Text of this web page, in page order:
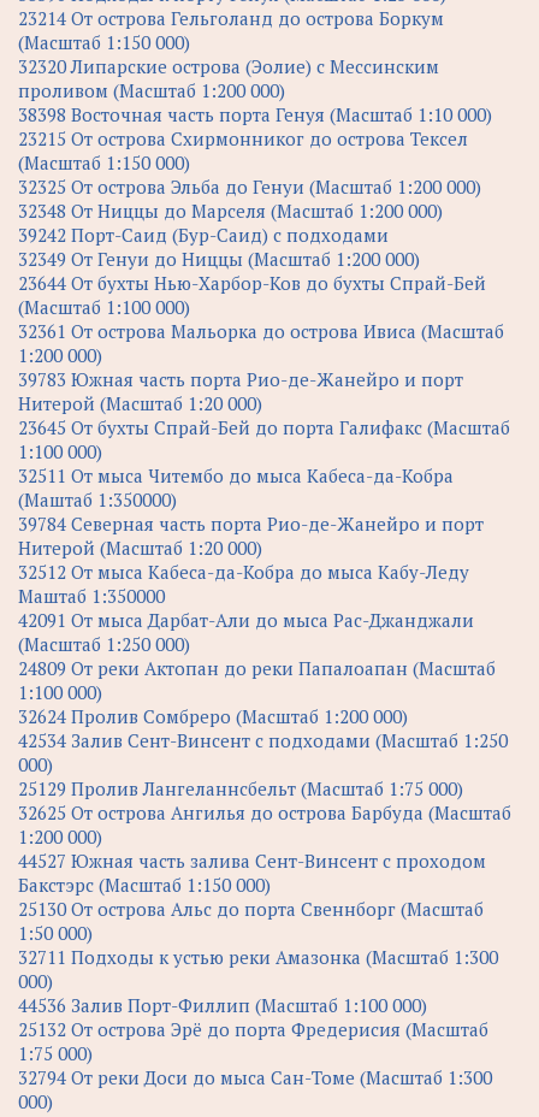
23214 От острова Гельголанд до острова Боркум
(Масштаб 1:150 000)
32320 Липарские острова (Эолие) с Мессинским
проливом (Масштаб 1:200 000)
38398 Восточная часть порта Генуя (Масштаб 1:10 000)
23215 От острова Схирмонниког до острова Тексел
(Масштаб 1:150 000)
32325 От острова Эльба до Генуи (Масштаб 1:200 000)
32348 От Ниццы до Марселя (Масштаб 1:200 000)
39242 Порт-Саид (Бур-Саид) с подходами
32349 От Генуи до Ниццы (Масштаб 1:200 000)
23644 От бухты Нью-Харбор-Ков до бухты Спрай-Бей
(Масштаб 1:100 000)
32361 От острова Мальорка до острова Ивиса (Масштаб
1:200 000)
39783 Южная часть порта Рио-де-Жанейро и порт
Нитерой (Масштаб 1:20 000)
23645 От бухты Спрай-Бей до порта Галифакс (Масштаб
1:100 000)
32511 От мыса Читембо до мыса Кабеса-да-Кобра
(Маштаб 1:350000)
39784 Северная часть порта Рио-де-Жанейро и порт
Нитерой (Масштаб 1:20 000)
32512 От мыса Кабеса-да-Кобра до мыса Кабу-Леду
Маштаб 1:350000
42091 От мыса Дарбат-Али до мыса Рас-Джанджали
(Масштаб 1:250 000)
24809 От реки Актопан до реки Папалоапан (Масштаб
1:100 000)
32624 Пролив Сомбреро (Масштаб 1:200 000)
42534 Залив Сент-Винсент с подходами (Масштаб 1:250
000)
25129 Пролив Лангеланнсбельт (Масштаб 1:75 000)
32625 От острова Ангилья до острова Барбуда (Масштаб
1:200 000)
44527 Южная часть залива Сент-Винсент с проходом
Бакстэрс (Масштаб 1:150 000)
25130 От острова Альс до порта Свеннборг (Масштаб
1:50 000)
32711 Подходы к устью реки Амазонка (Масштаб 1:300
000)
44536 Залив Порт-Филлип (Масштаб 1:100 000)
25132 От острова Эрё до порта Фредерисия (Масштаб
1:75 000)
32794 От реки Доси до мыса Сан-Томе (Масштаб 1:300
000)